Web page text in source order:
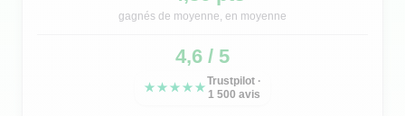
gagnés de moyenne, en moyenne
4,6 / 5
★★★★★
Trustpilot ·
1 500 avis